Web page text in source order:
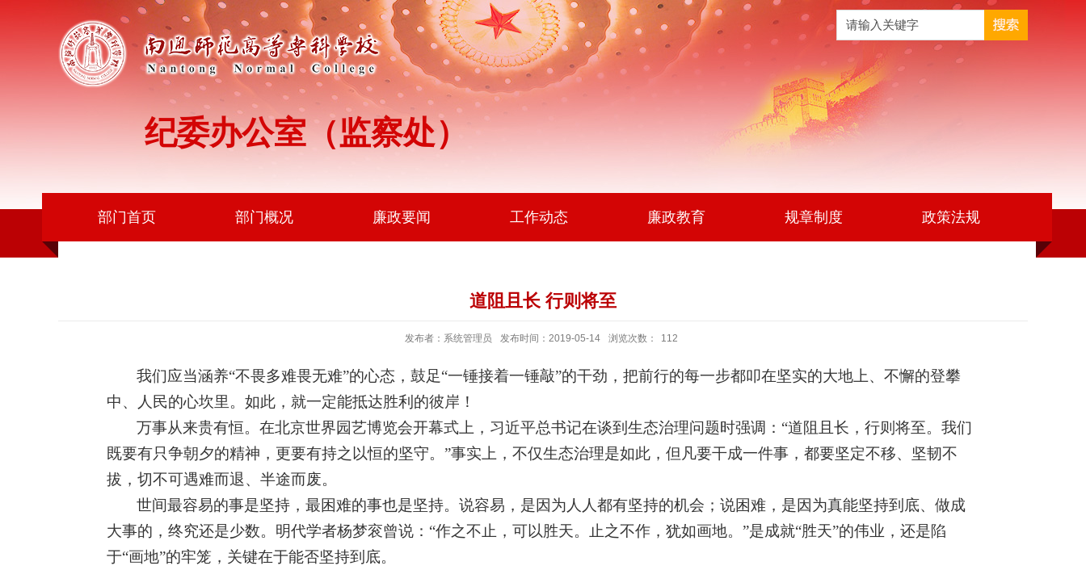
纪委办公室（监察处）
部门首页 部门概况 廉政要闻 工作动态 廉政教育 规章制度 政策法规
道阻且长 行则将至
发布者：系统管理员 发布时间：2019-05-14 浏览次数： 112
我们应当涵养“不畏多难畏无难”的心态，鼓足“一锤接着一锤敲”的干劲，把前行的每一步都叩在坚实的大地上、不懈的登攀
中、人民的心坎里。如此，就一定能抵达胜利的彼岸！
万事从来贵有恒。在北京世界园艺博览会开幕式上，习近平总书记在谈到生态治理问题时强调：“道阻且长，行则将至。我们
既要有只争朝夕的精神，更要有持之以恒的坚守。”事实上，不仅生态治理是如此，但凡要干成一件事，都要坚定不移、坚韧不
拔，切不可遇难而退、半途而废。
世间最容易的事是坚持，最困难的事也是坚持。说容易，是因为人人都有坚持的机会；说困难，是因为真能坚持到底、做成
大事的，终究还是少数。明代学者杨梦衮曾说：“作之不止，可以胜天。止之不作，犹如画地。”是成就“胜天”的伟业，还是陷
于“画地”的牢笼，关键在于能否坚持到底。